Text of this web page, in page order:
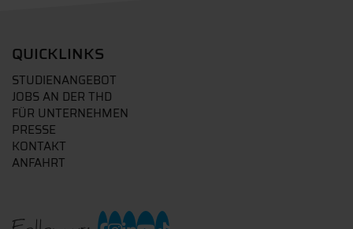
QUICKLINKS
STUDIENANGEBOT
JOBS AN DER THD
FÜR UNTERNEHMEN
PRESSE
KONTAKT
ANFAHRT